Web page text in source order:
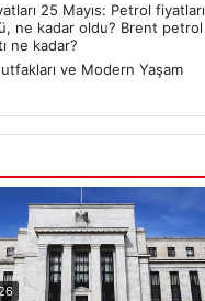
25 Mayıs: Petrol fiyatları
ne kadar oldu? Brent petrol
ne kadar?
ve Modern Yaşam